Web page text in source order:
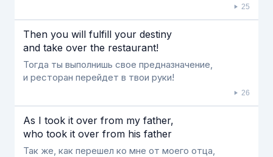
25
Then you will fulfill your destiny
and take over the restaurant!
Тогда ты выполнишь свое предназначение,
и ресторан перейдет в твои руки!
26
As I took it over from my father,
who took it over from his father
Так же, как перешел ко мне от моего отца,